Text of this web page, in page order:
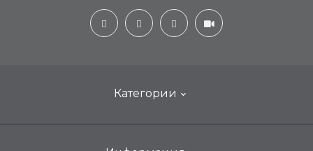
Категории
Настенные кондиционеры для дома